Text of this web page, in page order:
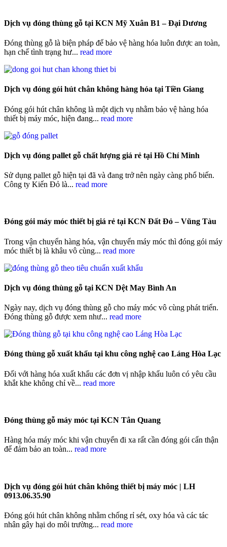
Dịch vụ đóng thùng gỗ tại KCN Mỹ Xuân B1 – Đại Dương
Đóng thùng gỗ là biện pháp để bảo vệ hàng hóa luôn được an toàn,
hạn chế tình trạng hư... read more
Dịch vụ đóng gói hút chân không hàng hóa tại Tiền Giang
Đóng gói hút chân không là một dịch vụ nhằm bảo vệ hàng hóa
thiết bị máy móc, hiện đang... read more
Dịch vụ đóng pallet gỗ chất lượng giá rẻ tại Hồ Chí Minh
Sử dụng pallet gỗ hiện tại đã và đang trở nên ngày càng phổ biến.
Công ty Kiến Đỏ là... read more
Đóng gói máy móc thiết bị giá rẻ tại KCN Đất Đỏ – Vũng Tàu
Trong vận chuyển hàng hóa, vận chuyển máy móc thì đóng gói máy
móc thiết bị là khâu vô cùng... read more
Dịch vụ đóng thùng gỗ tại KCN Dệt May Bình An
Ngày nay, dịch vụ đóng thùng gỗ cho máy móc vô cùng phát triển.
Đóng thùng gỗ được xem như... read more
Đóng thùng gỗ xuất khẩu tại khu công nghệ cao Láng Hòa Lạc
Đối với hàng hóa xuất khẩu các đơn vị nhập khẩu luôn có yêu cầu
khắt khe không chỉ về... read more
Đóng thùng gỗ máy móc tại KCN Tân Quang
Hàng hóa máy móc khi vận chuyển đi xa rất cần đóng gói cẩn thận
để đảm bảo an toàn... read more
Dịch vụ đóng gói hút chân không thiết bị máy móc | LH
0913.06.35.90
Đóng gói hút chân không nhằm chống rỉ sét, oxy hóa và các tác
nhân gây hại do môi trường... read more